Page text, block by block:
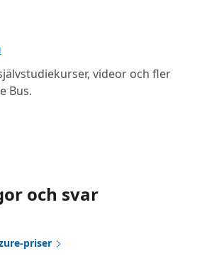
videor och fler
Bus.
och svar
priser